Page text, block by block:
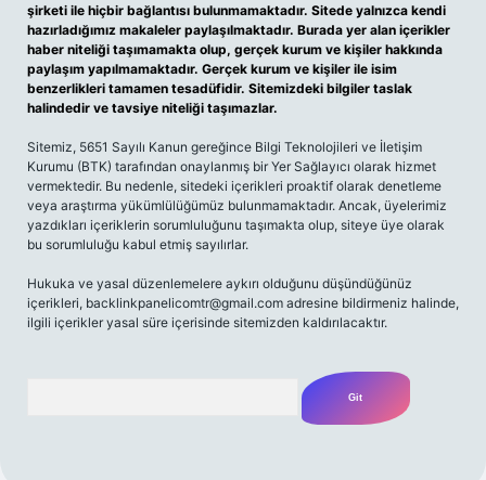
şirketi ile hiçbir bağlantısı bulunmamaktadır. Sitede yalnızca kendi
hazırladığımız makaleler paylaşılmaktadır. Burada yer alan içerikler
haber niteliği taşımamakta olup, gerçek kurum ve kişiler hakkında
paylaşım yapılmamaktadır. Gerçek kurum ve kişiler ile isim
benzerlikleri tamamen tesadüfidir. Sitemizdeki bilgiler taslak
halindedir ve tavsiye niteliği taşımazlar.
Sitemiz, 5651 Sayılı Kanun gereğince Bilgi Teknolojileri ve İletişim
Kurumu (BTK) tarafından onaylanmış bir Yer Sağlayıcı olarak hizmet
vermektedir. Bu nedenle, sitedeki içerikleri proaktif olarak denetleme
veya araştırma yükümlülüğümüz bulunmamaktadır. Ancak, üyelerimiz
yazdıkları içeriklerin sorumluluğunu taşımakta olup, siteye üye olarak
bu sorumluluğu kabul etmiş sayılırlar.
Hukuka ve yasal düzenlemelere aykırı olduğunu düşündüğünüz
içerikleri, backlinkpanelicomtr@gmail.com adresine bildirmeniz halinde,
ilgili içerikler yasal süre içerisinde sitemizden kaldırılacaktır.